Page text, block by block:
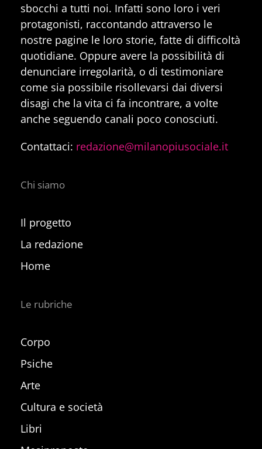
sbocchi a tutti noi. Infatti sono loro i veri
protagonisti, raccontando attraverso le
nostre pagine le loro storie, fatte di difficoltà
quotidiane. Oppure avere la possibilità di
denunciare irregolarità, o di testimoniare
come sia possibile risollevarsi dai diversi
disagi che la vita ci fa incontrare, a volte
anche seguendo canali poco conosciuti.
Contattaci: redazione@milanopiusociale.it
Chi siamo
Il progetto
La redazione
Home
Le rubriche
Corpo
Psiche
Arte
Cultura e società
Libri